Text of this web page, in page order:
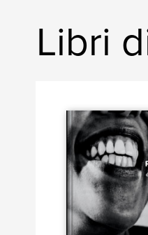
Libri